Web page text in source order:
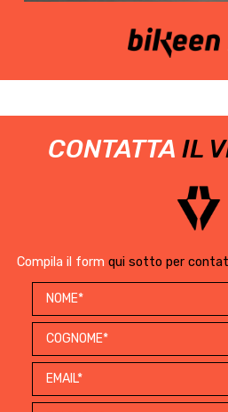
CONTATTA IL
Compila il form qui sotto per